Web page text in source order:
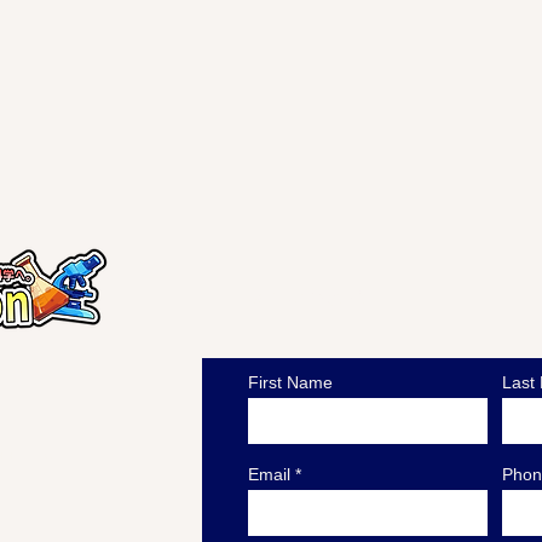
First Name Last
Email